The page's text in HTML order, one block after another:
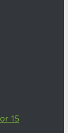
15